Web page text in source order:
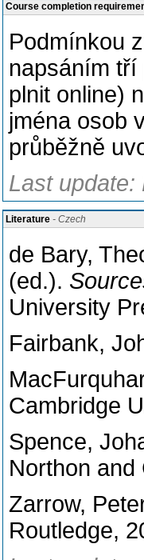
Course completion
Podmínkou
napsáním
plnit online)
jména osob
průběžně
Last update:
Literature - Czech
de Bary,
(ed.).
University
Fairbank,
Cambridge
Spence,
Northon and
Zarrow,
Routledge,